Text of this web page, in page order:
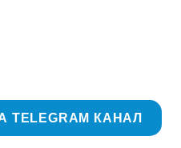
TELEGRAM КАНАЛ